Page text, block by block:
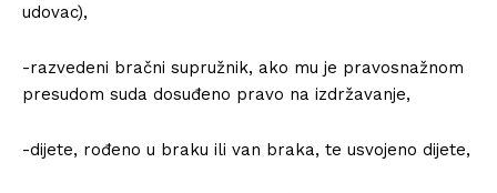
udovac),
-razvedeni bračni supružnik, ako mu je pravosnažnom
presudom suda dosuđeno pravo na izdržavanje,
-dijete, rođeno u braku ili van braka, te usvojeno dijete,